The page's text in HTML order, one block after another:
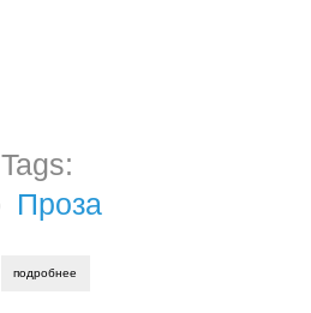
Tags:
Проза
подробнее